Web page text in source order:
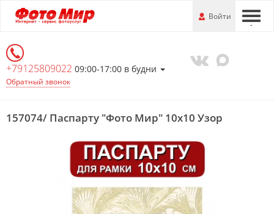
Перейти
к
информации
---
Войти
+79125809022 09:00-17:00 в будни
Обратный звонок
157074/ Паспарту "Фото Мир" 10х10 Узор